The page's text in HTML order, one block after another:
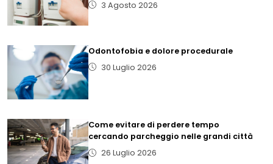
3 Agosto 2026
Odontofobia e dolore procedurale
30 Luglio 2026
Come evitare di perdere tempo
cercando parcheggio nelle grandi città
26 Luglio 2026